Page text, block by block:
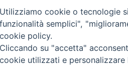
Tutti i diritti riservati - Vita
Utilizziamo cookie o tecnologie
funzionalità semplici",
cookie policy.
Cliccando su "accetta"
cookie utilizzati e